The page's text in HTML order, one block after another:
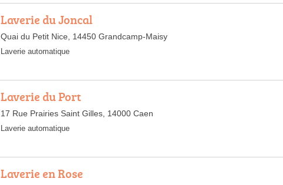
Laverie du Joncal
Quai du Petit Nice, 14450 Grandcamp-Maisy
Laverie automatique
Laverie du Port
17 Rue Prairies Saint Gilles, 14000 Caen
Laverie automatique
Laverie en Rose